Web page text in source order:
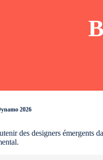
2026
des designers émergents